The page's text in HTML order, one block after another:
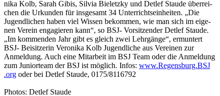
nika Kolb, Sarah Gibis, Silvia Bieletzky und Detlef Staude über­rei­
chen die Urkun­den für insge­samt 34 Unter­richts­ein­hei­ten. „Die
Jugend­li­chen haben viel Wissen bekom­men, wie man sich im eige­
nen Verein enga­gie­ren kann“, so BSJ- Vorsit­zen­der Detlef Staude.
„Im kommen­den Jahr gibt es gleich zwei Lehr­gänge“, ermun­tert
BSJ- Beisit­ze­rin Vero­nika Kolb Jugend­li­che aus Verei­nen zur
Anmel­dung. Auch eine Mitar­beit im BSJ Team oder die Anmel­dung
zum Juni­or­team der BSJ ist möglich. Infos: www​.Regens​burg​.BSJ​
.org oder bei Detlef Staude, 0175/8116792
Photos: Detlef Staude